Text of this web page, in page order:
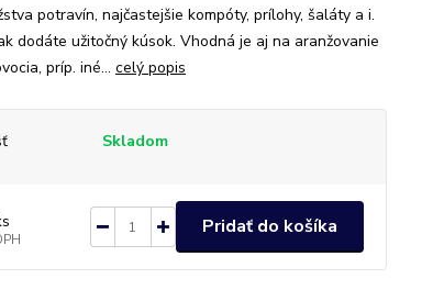
potravín, najčastejšie kompóty, prílohy, šaláty a i.
dodáte užitočný kúsok. Vhodná je aj na aranžovanie
príp. iné... celý popis
Skladom
Pridať do košíka